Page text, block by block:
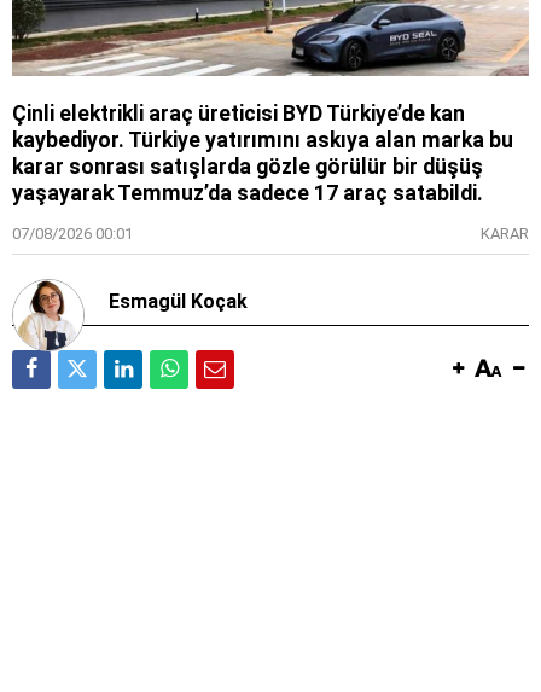
Çinli elektrikli araç üreticisi BYD Türkiye’de kan
kaybediyor. Türkiye yatırımını askıya alan marka bu
karar sonrası satışlarda gözle görülür bir düşüş
yaşayarak Temmuz’da sadece 17 araç satabildi.
07/08/2026 00:01 KARAR
Esmagül Koçak